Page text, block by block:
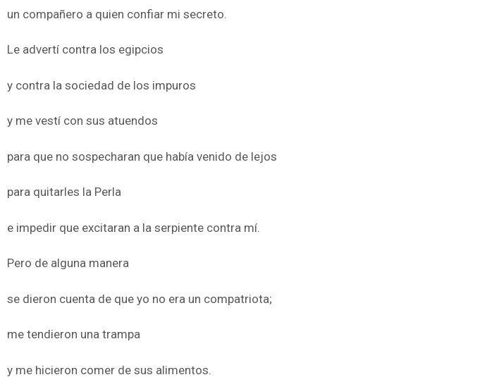
un compañero a quien confiar mi secreto.
Le advertí contra los egipcios
y contra la sociedad de los impuros
y me vestí con sus atuendos
para que no sospecharan que había venido de lejos
para quitarles la Perla
e impedir que excitaran a la serpiente contra mí.
Pero de alguna manera
se dieron cuenta de que yo no era un compatriota;
me tendieron una trampa
y me hicieron comer de sus alimentos.